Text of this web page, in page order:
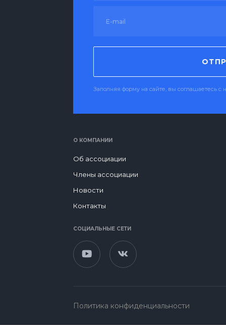
Заполняя форму на сайте, вы соглашаетесь
О КОМПАНИИ
Об ассоциации
Члены ассоциации
Новости
Контакты
СОЦИАЛЬНЫЕ СЕТИ
Политика конфиденциальности